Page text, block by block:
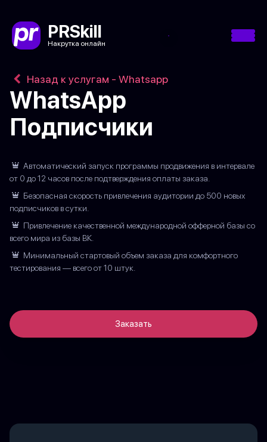
PRSkill
Накрутка онлайн
Назад к услугам - Whatsapp
WhatsApp
Подписчики
Автоматический запуск программы продвижения в интервале
от 0 до 12 часов после подтверждения оплаты заказа.
Безопасная скорость привлечения аудитории до 500 новых
подписчиков в сутки.
Привлечение качественной международной офферной базы со
всего мира из базы ВК.
Минимальный стартовый объем заказа для комфортного
тестирования — всего от 10 штук.
Заказать